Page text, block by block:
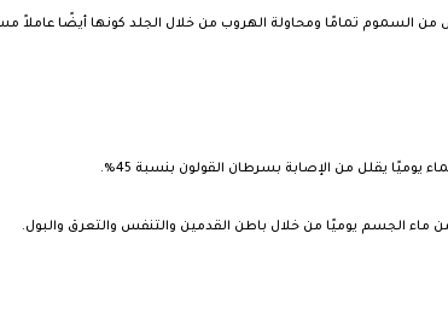
من السموم تمامًا ومحاولة الهروب من خلال الجلد كونها أيضًا عاملاً
الجسم يوميًا من خلال باطن القدمين والتنفس والتعرق والبول.